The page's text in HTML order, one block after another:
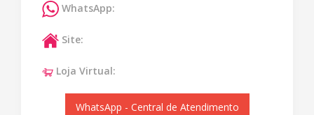
WhatsApp:
Site:
Loja Virtual:
WhatsApp - Central de Atendimento